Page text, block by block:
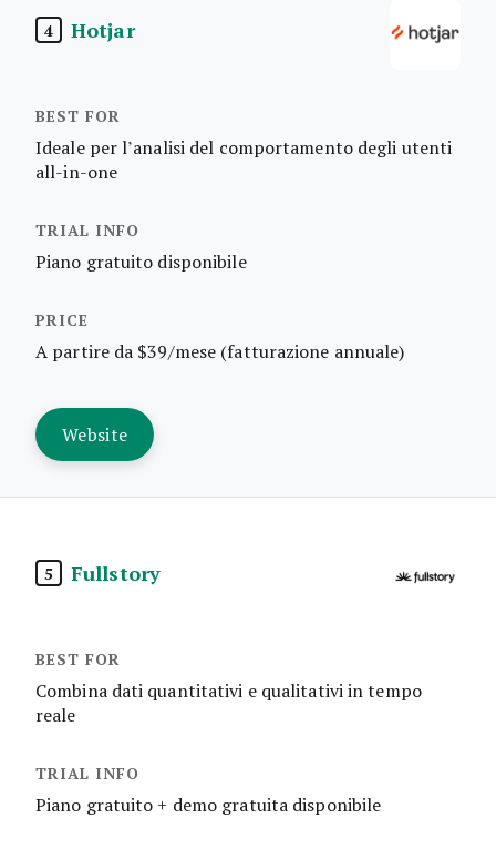
4 Hotjar
Ideale per l’analisi del comportamento degli utenti
all-in-one
Piano gratuito disponibile
A partire da $39/mese (fatturazione annuale)
Website
5 Fullstory
Combina dati quantitativi e qualitativi in tempo
reale
Piano gratuito + demo gratuita disponibile